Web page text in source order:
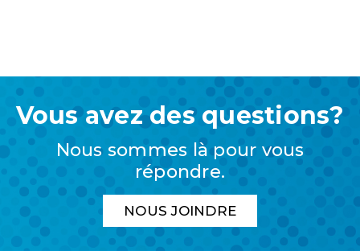
Vous avez des questions?
Nous sommes là pour vous
répondre.
NOUS JOINDRE